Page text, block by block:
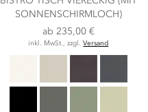
SONNENSCHIRMLOCH)
ab 235,00 €
inkl. MwSt., zzgl.Versand